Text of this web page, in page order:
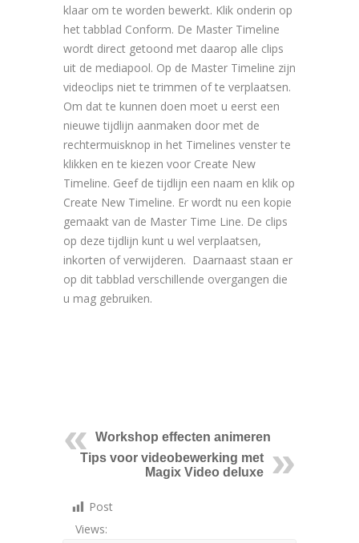
klaar om te worden bewerkt. Klik onderin op
het tabblad Conform. De Master Timeline
wordt direct getoond met daarop alle clips
uit de mediapool. Op de Master Timeline zijn
videoclips niet te trimmen of te verplaatsen.
Om dat te kunnen doen moet u eerst een
nieuwe tijdlijn aanmaken door met de
rechtermuisknop in het Timelines venster te
klikken en te kiezen voor Create New
Timeline. Geef de tijdlijn een naam en klik op
Create New Timeline. Er wordt nu een kopie
gemaakt van de Master Time Line. De clips
op deze tijdlijn kunt u wel verplaatsen,
inkorten of verwijderen. Daarnaast staan er
op dit tabblad verschillende overgangen die
u mag gebruiken.
Workshop effecten animeren
Tips voor videobewerking met
Magix Video deluxe
Post
Views: